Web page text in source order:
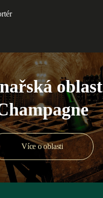
oblast
Více o oblasti